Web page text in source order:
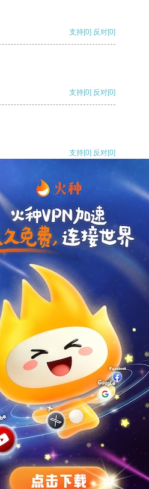
支持[0] 反对[0]
支持[0] 反对[0]
支持[0] 反对[0]
支持[0] 反对
支持
反对 [0]
支持[0] 反对[0]